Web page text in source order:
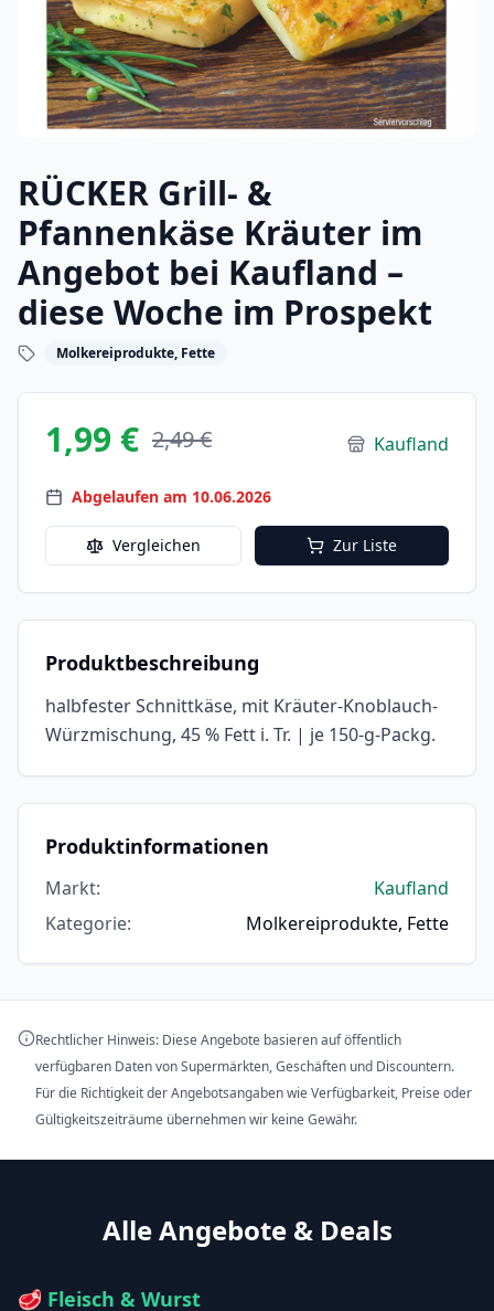
RÜCKER Grill- &
Pfannenkäse Kräuter im
Angebot bei Kaufland –
diese Woche im Prospekt
Molkereiprodukte, Fette
1,99 € 2,49 € Kaufland
Abgelaufen am 10.06.2026
Vergleichen Zur Liste
Produktbeschreibung
halbfester Schnittkäse, mit Kräuter-Knoblauch-
Würzmischung, 45 % Fett i. Tr. | je 150-g-Packg.
Produktinformationen
Markt:
Kaufland
Kategorie: Molkereiprodukte, Fette
Rechtlicher Hinweis: Diese Angebote basieren auf öffentlich
verfügbaren Daten von Supermärkten, Geschäften und Discountern.
Für die Richtigkeit der Angebotsangaben wie Verfügbarkeit, Preise oder
Gültigkeitszeiträume übernehmen wir keine Gewähr.
Alle Angebote & Deals
🥩 Fleisch & Wurst